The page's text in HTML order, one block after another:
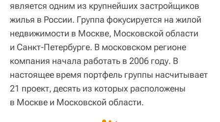
является одним из крупнейших застройщиков
жилья в России. Группа фокусируется на жилой
недвижимости в Москве, Московской области
и Санкт-Петербурге. В московском регионе
компания начала работать в 2006 году. В
настоящее время портфель группы насчитывает
21 проект, десять из которых расположены
в Москве и Московской области.